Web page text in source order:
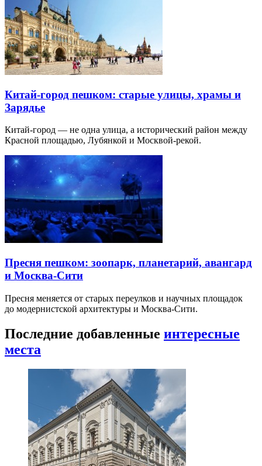
Китай-город пешком: старые улицы, храмы и
Зарядье
Китай-город — не одна улица, а исторический район между
Красной площадью, Лубянкой и Москвой-рекой.
Пресня пешком: зоопарк, планетарий, авангард
и Москва-Сити
Пресня меняется от старых переулков и научных площадок
до модернистской архитектуры и Москва-Сити.
Последние добавленные интересные
места